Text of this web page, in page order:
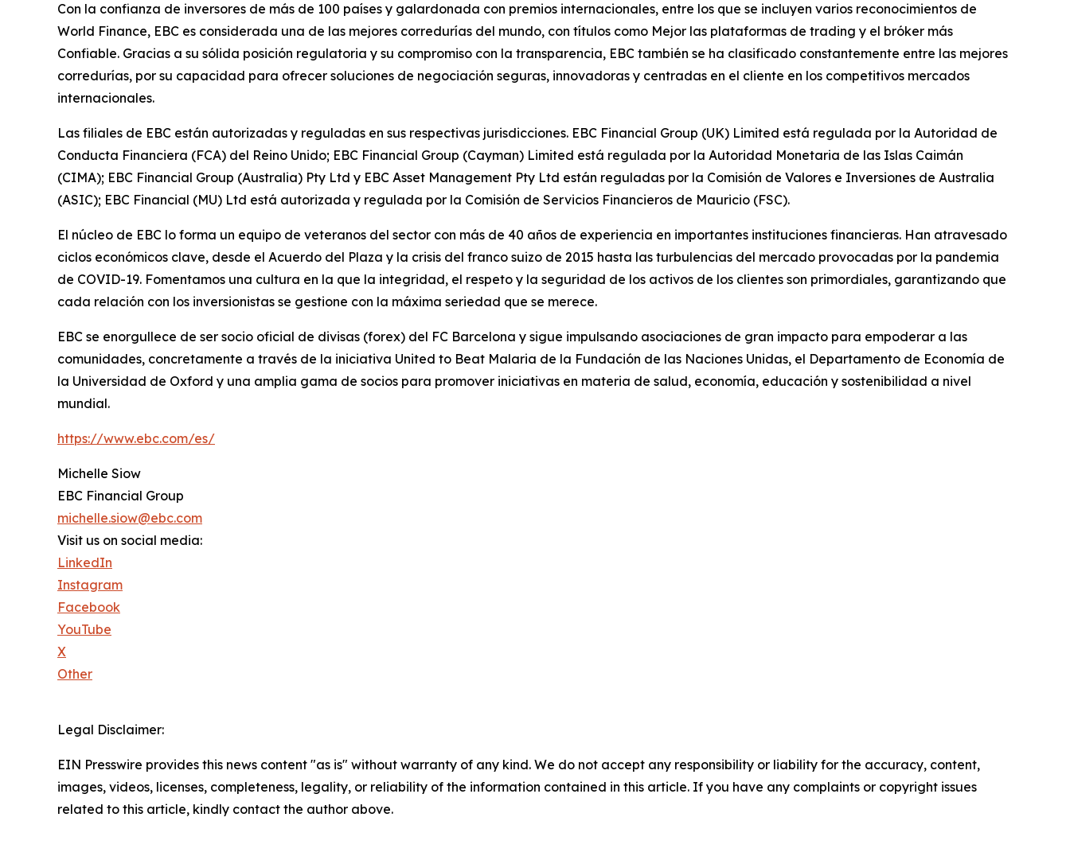
Con la confianza de inversores de más de 100 países y galardonada con premios internacionales, entre los que se incluyen varios reconocimientos de
World Finance, EBC es considerada una de las mejores corredurías del mundo, con títulos como Mejor las plataformas de trading y el bróker más
Confiable. Gracias a su sólida posición regulatoria y su compromiso con la transparencia, EBC también se ha clasificado constantemente entre las mejores
corredurías, por su capacidad para ofrecer soluciones de negociación seguras, innovadoras y centradas en el cliente en los competitivos mercados
internacionales.
Las filiales de EBC están autorizadas y reguladas en sus respectivas jurisdicciones. EBC Financial Group (UK) Limited está regulada por la Autoridad de
Conducta Financiera (FCA) del Reino Unido; EBC Financial Group (Cayman) Limited está regulada por la Autoridad Monetaria de las Islas Caimán
(CIMA); EBC Financial Group (Australia) Pty Ltd y EBC Asset Management Pty Ltd están reguladas por la Comisión de Valores e Inversiones de Australia
(ASIC); EBC Financial (MU) Ltd está autorizada y regulada por la Comisión de Servicios Financieros de Mauricio (FSC).
El núcleo de EBC lo forma un equipo de veteranos del sector con más de 40 años de experiencia en importantes instituciones financieras. Han atravesado
ciclos económicos clave, desde el Acuerdo del Plaza y la crisis del franco suizo de 2015 hasta las turbulencias del mercado provocadas por la pandemia
de COVID-19. Fomentamos una cultura en la que la integridad, el respeto y la seguridad de los activos de los clientes son primordiales, garantizando que
cada relación con los inversionistas se gestione con la máxima seriedad que se merece.
EBC se enorgullece de ser socio oficial de divisas (forex) del FC Barcelona y sigue impulsando asociaciones de gran impacto para empoderar a las
comunidades, concretamente a través de la iniciativa United to Beat Malaria de la Fundación de las Naciones Unidas, el Departamento de Economía de
la Universidad de Oxford y una amplia gama de socios para promover iniciativas en materia de salud, economía, educación y sostenibilidad a nivel
mundial.
https://www.ebc.com/es/
Michelle Siow
EBC Financial Group
michelle.siow@ebc.com
Visit us on social media:
LinkedIn
Instagram
Facebook
YouTube
X
Other
Legal Disclaimer:
EIN Presswire provides this news content "as is" without warranty of any kind. We do not accept any responsibility or liability for the accuracy, content,
images, videos, licenses, completeness, legality, or reliability of the information contained in this article. If you have any complaints or copyright issues
related to this article, kindly contact the author above.